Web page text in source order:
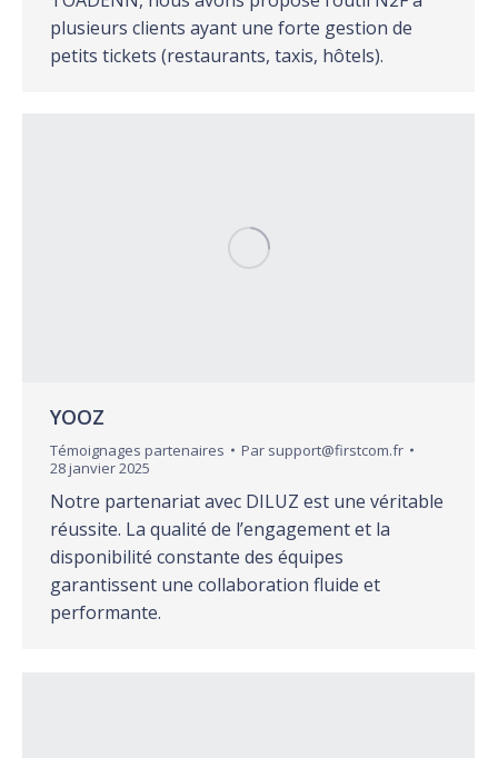
plusieurs clients ayant une forte gestion de
petits tickets (restaurants, taxis, hôtels).
YOOZ
Témoignages partenaires Par support@firstcom.fr
28 janvier 2025
Notre partenariat avec DILUZ est une véritable
réussite. La qualité de l’engagement et la
disponibilité constante des équipes
garantissent une collaboration fluide et
performante.